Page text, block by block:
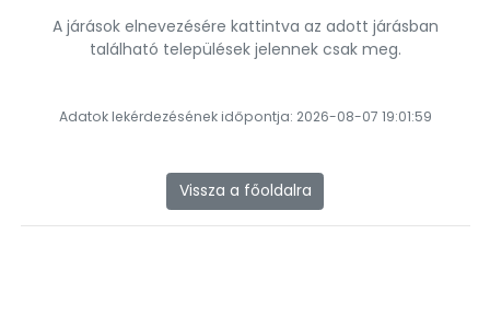
A járások elnevezésére kattintva az adott járásban
található települések jelennek csak meg.
Adatok lekérdezésének időpontja: 2026-08-07 19:01:59
Vissza a főoldalra